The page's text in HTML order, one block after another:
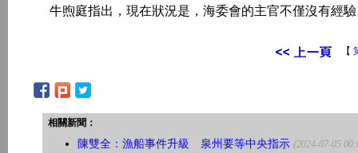
牛煦庭指出，現在狀況是，海委會的主官不僅沒有經驗
【
相關新聞：
陳雙全：漁船事件升級 泉州要等中央指示 (2024-07-05